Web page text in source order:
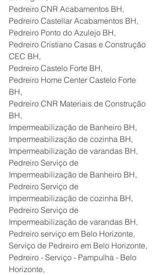
Pedreiro CNR Acabamentos BH,
Pedreiro Castellar Acabamentos BH,
Pedreiro Ponto do Azulejo BH,
Pedreiro Cristiano Casas e Construção
CEC BH,
Pedreiro Castelo Forte BH,
Pedreiro Home Center Castelo Forte
BH,
Pedreiro CNR Materiais de Construção
BH,
Impermeabilização de Banheiro BH,
Impermeabilização de cozinha BH,
Impermeabilização de varandas BH,
Pedreiro Serviço de
Impermeabilização de Banheiro BH,
Pedreiro Serviço de
Impermeabilização de cozinha BH,
Pedreiro Serviço de
Impermeabilização de varandas BH,
Pedreiro serviço em Belo Horizonte,
Serviço de Pedreiro em Belo Horizonte,
Pedreiro - Serviço - Pampulha - Belo
Horizonte,